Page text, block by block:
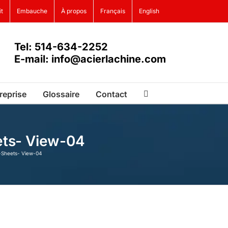
Embauche À propos Français English
Tel: 514-634-2252
E-mail: info@acierlachine.com
Glossaire Contact
View-04
Sheets- View-04